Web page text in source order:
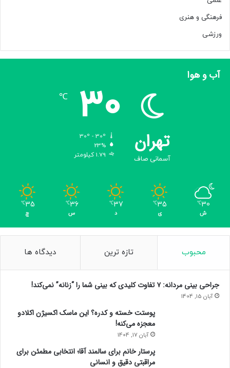
م
ی
ن
فرهنگی و هنری
ورزشی
آب و هوا
تهران
آسمانی صاف
30
℃
23%
1.79 کیلومتر
30
℃
ش
35
℃
ی
37
℃
د
36
℃
س
35
℃
چ
محبوب تازه ترین دیدگاه ها
جراحی بینی مردانه: ۷ تفاوت کلیدی که بینی شما را “زنانه” نمی‌کند!
آبان 15, 1404
پوستت خسته و کدره؟ این ماسک اکسیژن اکلادو
معجزه می‌کنه!
آبان 17, 1404
پرستار خانم برای سالمند آقا؛ انتخابی مطمئن برای
مراقبتی دقیق و انسانی